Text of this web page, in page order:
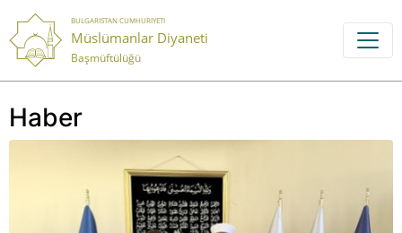
BULGARISTAN CUMHURIYETI
Müslümanlar Diyaneti
Başmüftülüğü
Haber